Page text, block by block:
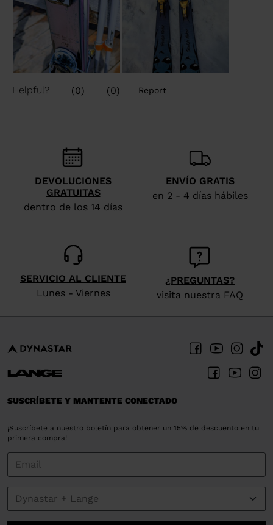
DEVOLUCIONES
GRATUITAS
dentro de los 14 días
ENVÍO GRATIS
en 2 - 4 días hábiles
SERVICIO AL CLIENTE
Lunes - Viernes
¿PREGUNTAS?
visita nuestra FAQ
SUSCRÍBETE Y MANTENTE CONECTADO
¡Suscríbete a nuestro boletín para obtener un 15% de descuento en tu
primera compra!